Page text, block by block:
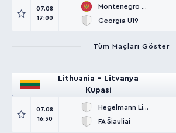
07.08
17:00
Montenegro U19
Georgia U19
Tüm Maçları Göster
Lithuania - Litvanya
Kupasi
07.08
16:30
Hegelmann Litauen
FA Šiauliai